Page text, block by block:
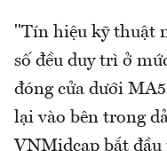
"Tín hiệu kỹ thuật
số đều duy trì ở
đóng cửa dưới
lại vào bên trong
VNMidcap bắt đầu